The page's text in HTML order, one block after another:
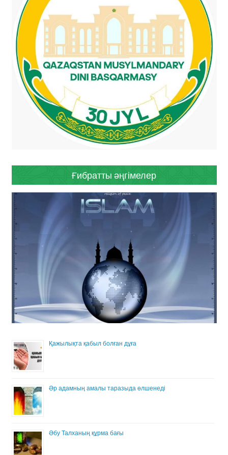
Ғибратты әңгімелер
Қажылықта қабыл болған дұға
Әр адамның амалы таразыда өлшенеді
Әбу Талханың құрма бағы